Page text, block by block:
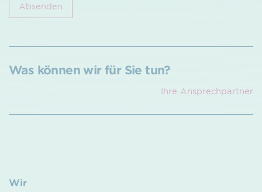
Absenden
Was können wir für Sie tun?
Ihre Ansprech­partner
Wir